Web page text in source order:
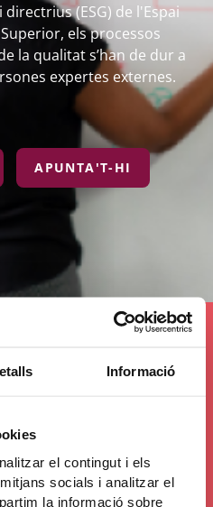
Informació
el contingut i els
socials i analitzar el
la informació sobre
(ESG) de l'Espai
els processos
la qualitat s’han de dur a
expertes externes.
APUNTA'T-HI